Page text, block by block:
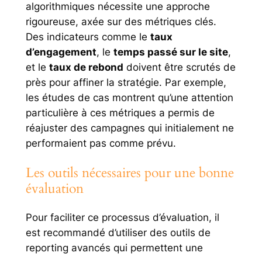
algorithmiques nécessite une approche
rigoureuse, axée sur des métriques clés.
Des indicateurs comme le taux
d’engagement, le temps passé sur le site,
et le taux de rebond doivent être scrutés de
près pour affiner la stratégie. Par exemple,
les études de cas montrent qu’une attention
particulière à ces métriques a permis de
réajuster des campagnes qui initialement ne
performaient pas comme prévu.
Les outils nécessaires pour une bonne
évaluation
Pour faciliter ce processus d’évaluation, il
est recommandé d’utiliser des outils de
reporting avancés qui permettent une